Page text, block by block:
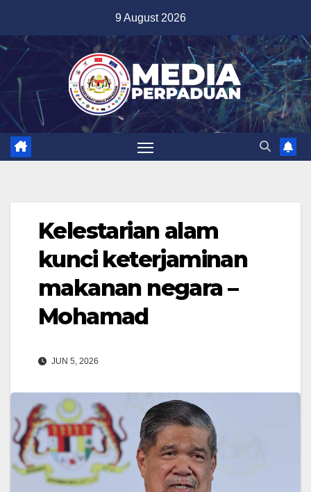
content
9 August 2026
Kelestarian alam
kunci keterjaminan
makanan negara –
Mohamad
JUN 5, 2026